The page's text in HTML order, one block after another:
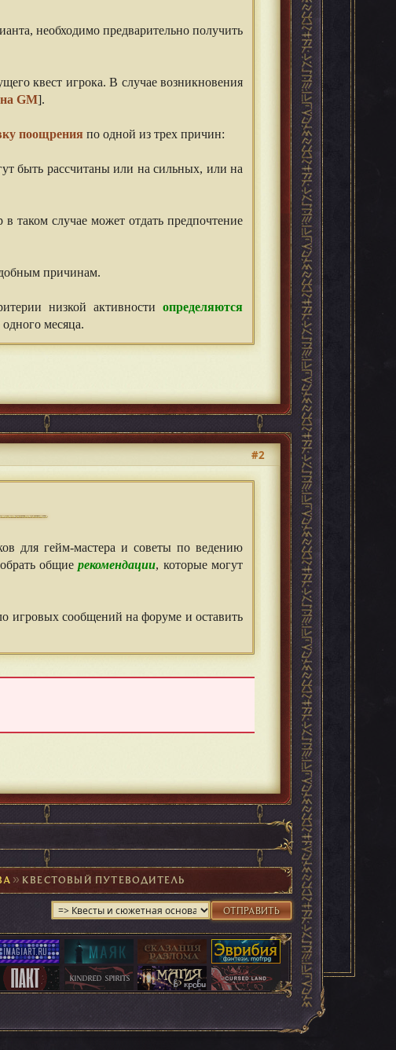
необходимо предварительно получить
квест игрока. В случае возникновения
GM].
поощрения по одной из трех причин:
быть рассчитаны или на сильных, или на
в таком случае может отдать предпочтение
причинам.
низкой активности определяются
месяца.
#2
для гейм-мастера и советы по ведению
общиерекомендации, которые могут
игровых сообщений на форуме и оставить
►КВЕСТОВЫЙ ПУТЕВОДИТЕЛЬ